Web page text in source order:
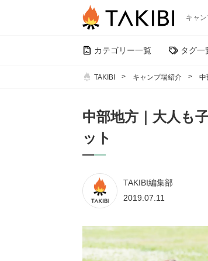
キャ
カテゴリー一覧 タグ一
TAKIBI キャンプ場紹介 中
中部地方｜大人も
ット
TAKIBI編集部
2019.07.11